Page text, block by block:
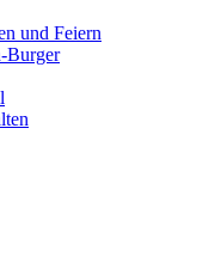
und Feiern
Burger